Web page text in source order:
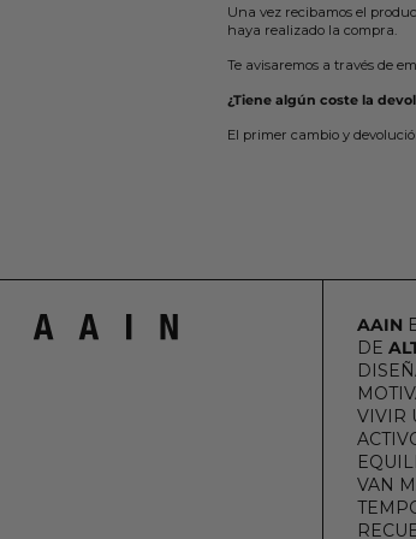
Una vez recibamos el
haya realizado la compra.
Te avisaremos a través de
¿Tiene algún coste la
El primer cambio y
AAIN
DE
VIVIR
VAN